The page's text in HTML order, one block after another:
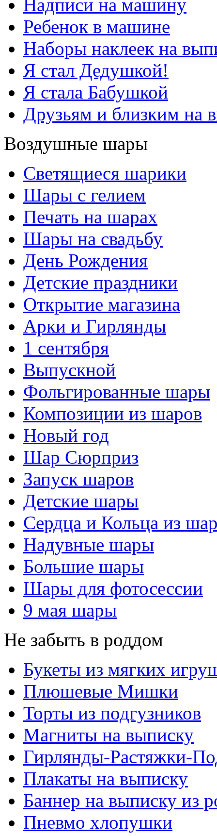
Надписи на машину
Ребенок в машине
Наборы наклеек на
Я стал Дедушкой!
Я стала Бабушкой
Друзьям и близким на
Воздушные шары
Светящиеся шарики
Шары с гелием
Печать на шарах
Шары на свадьбу
День Рождения
Детские праздники
Открытие магазина
Арки и Гирлянды
1 сентября
Выпускной
Фольгированные шары
Композиции из шаров
Новый год
Шар Сюрприз
Запуск шаров
Детские шары
Сердца и Кольца из
Надувные шары
Большие шары
Шары для фотосессии
9 мая шары
Не забыть в роддом
Букеты из мягких
Плюшевые Мишки
Торты из подгузников
Магниты на выписку
Гирлянды-Растяжки-
Плакаты на выписку
Баннер на выписку из
Пневмо хлопушки